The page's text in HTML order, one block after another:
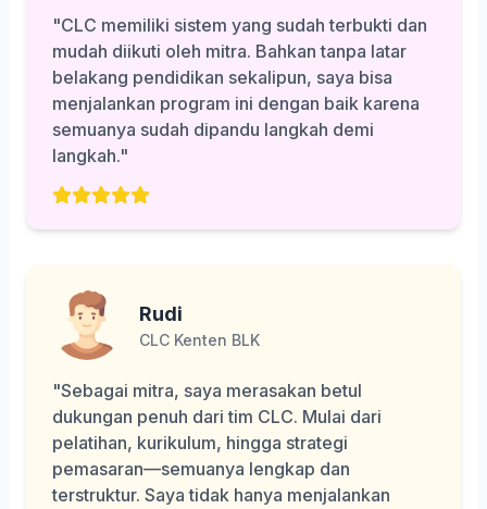
"CLC memiliki sistem yang sudah terbukti dan
mudah diikuti oleh mitra. Bahkan tanpa latar
belakang pendidikan sekalipun, saya bisa
menjalankan program ini dengan baik karena
semuanya sudah dipandu langkah demi
langkah."
Rudi
CLC Kenten BLK
"Sebagai mitra, saya merasakan betul
dukungan penuh dari tim CLC. Mulai dari
pelatihan, kurikulum, hingga strategi
pemasaran—semuanya lengkap dan
terstruktur. Saya tidak hanya menjalankan